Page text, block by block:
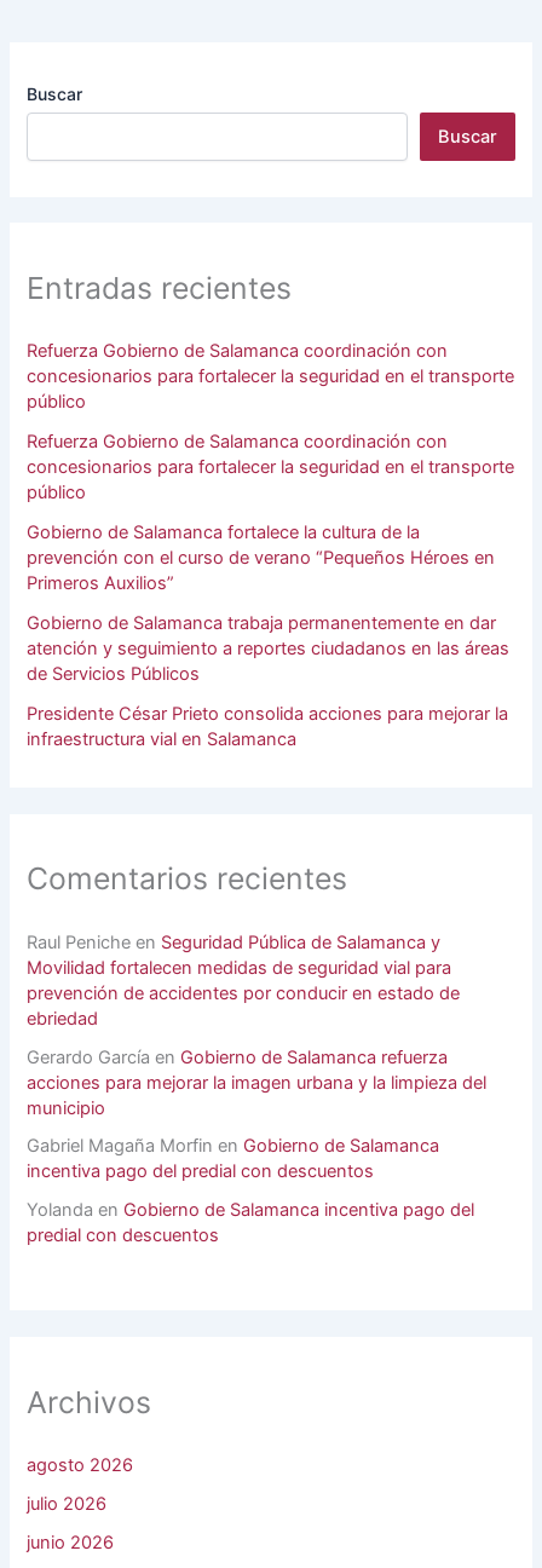
Buscar
Buscar
Entradas recientes
Refuerza Gobierno de Salamanca coordinación con
concesionarios para fortalecer la seguridad en el transporte
público
Refuerza Gobierno de Salamanca coordinación con
concesionarios para fortalecer la seguridad en el transporte
público
Gobierno de Salamanca fortalece la cultura de la
prevención con el curso de verano “Pequeños Héroes en
Primeros Auxilios”
Gobierno de Salamanca trabaja permanentemente en dar
atención y seguimiento a reportes ciudadanos en las áreas
de Servicios Públicos
Presidente César Prieto consolida acciones para mejorar la
infraestructura vial en Salamanca
Comentarios recientes
Raul Peniche en Seguridad Pública de Salamanca y
Movilidad fortalecen medidas de seguridad vial para
prevención de accidentes por conducir en estado de
ebriedad
Gerardo García en Gobierno de Salamanca refuerza
acciones para mejorar la imagen urbana y la limpieza del
municipio
Gabriel Magaña Morfin en Gobierno de Salamanca
incentiva pago del predial con descuentos
Yolanda en Gobierno de Salamanca incentiva pago del
predial con descuentos
Archivos
agosto 2026
julio 2026
junio 2026